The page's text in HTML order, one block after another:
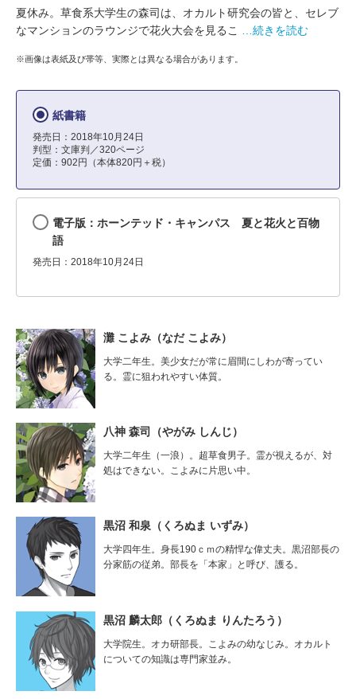
夏休み。草食系大学生の森司は、オカルト研究会の皆と、セレブ
なマンションのラウンジで花火大会を見るこ
…続きを読む
※画像は表紙及び帯等、実際とは異なる場合があります。
紙書籍
発売日：2018年10月24日
判型：文庫判／320ページ
定価：902円（本体820円＋税）
電子版：ホーンテッド・キャンパス 夏と花火と百物
語
発売日：2018年10月24日
灘 こよみ（なだ こよみ）
大学二年生。美少女だが常に眉間にしわが寄ってい
る。霊に狙われやすい体質。
八神 森司（やがみ しんじ）
大学二年生（一浪）。超草食男子。霊が視えるが、対
処はできない。こよみに片思い中。
黒沼 和泉（くろぬま いずみ）
大学四年生。身長190ｃｍの精悍な偉丈夫。黒沼部長の
分家筋の従弟。部長を「本家」と呼び、護る。
黒沼 麟太郎（くろぬま りんたろう）
大学院生。オカ研部長。こよみの幼なじみ。オカルト
についての知識は専門家並み。